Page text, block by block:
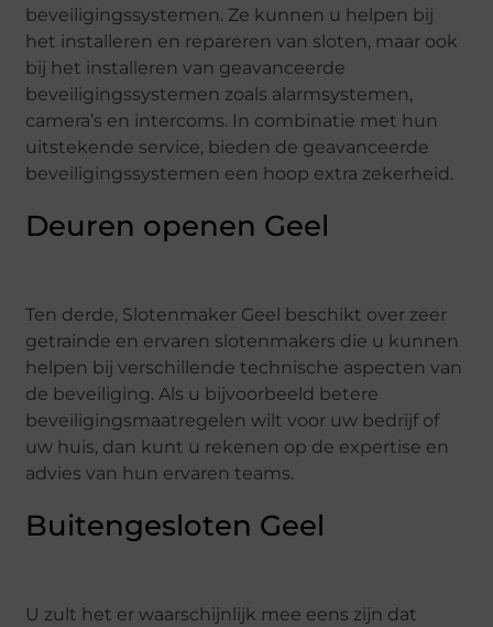
beveiligingssystemen. Ze kunnen u helpen bij
het installeren en repareren van sloten, maar ook
bij het installeren van geavanceerde
beveiligingssystemen zoals alarmsystemen,
camera’s en intercoms. In combinatie met hun
uitstekende service, bieden de geavanceerde
beveiligingssystemen een hoop extra zekerheid.
Deuren openen Geel
Ten derde, Slotenmaker Geel beschikt over zeer
getrainde en ervaren slotenmakers die u kunnen
helpen bij verschillende technische aspecten van
de beveiliging. Als u bijvoorbeeld betere
beveiligingsmaatregelen wilt voor uw bedrijf of
uw huis, dan kunt u rekenen op de expertise en
advies van hun ervaren teams.
Buitengesloten Geel
U zult het er waarschijnlijk mee eens zijn dat